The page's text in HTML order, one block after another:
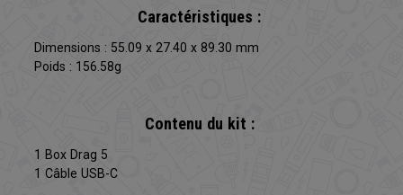
Caractéristiques :
Dimensions : 55.09 x 27.40 x 89.30 mm
Poids : 156.58g
Contenu du kit :
1 Box Drag 5
1 Câble USB-C